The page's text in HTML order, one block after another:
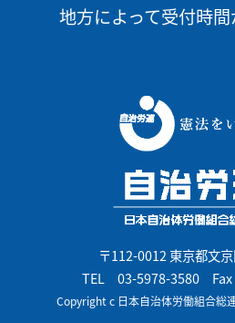
地方によって受付時間
〒112-0012 東京都文
TEL 03-5978-3580Fax
Copyright c 日本自治体労働組合総